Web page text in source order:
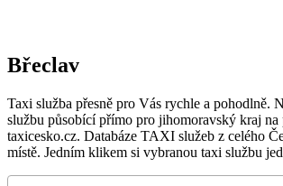
Břeclav
Taxi služba přesně pro Vás rychle a pohodlně.
službu působící přímo pro jihomoravský kraj na
taxicesko.cz. Databáze TAXI služeb z celého
místě. Jedním klikem si vybranou taxi službu